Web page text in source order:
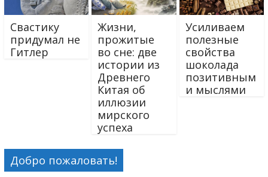
Свастику
придумал не
Гитлер
Жизни,
прожитые
во сне: две
истории из
Древнего
Китая об
иллюзии
мирского
успеха
Усиливаем
полезные
свойства
шоколада
позитивным
и мыслями
Добро пожаловать!